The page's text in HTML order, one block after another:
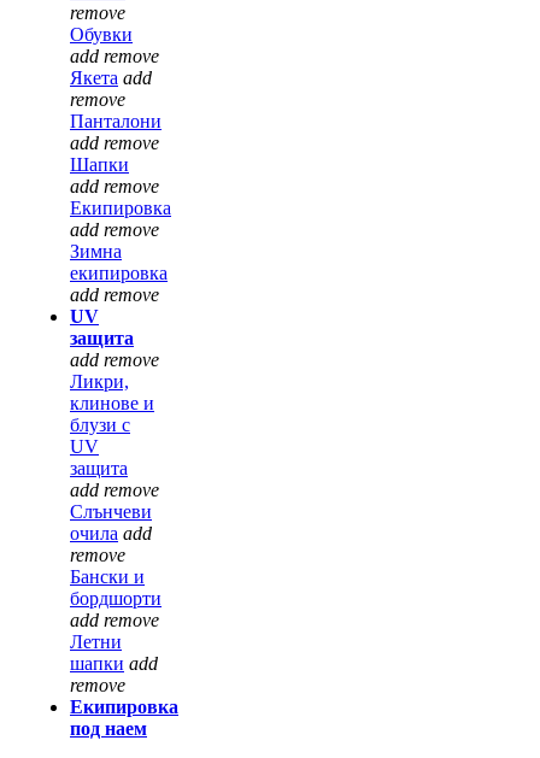
remove
Обувки
add remove
Якета add
remove
Панталони
add remove
Шапки
add remove
Екипировка
add remove
Зимна
екипировка
add remove
UV
защита
add remove
Ликри,
клинове и
блузи с
UV
защита
add remove
Слънчеви
очила add
remove
Бански и
бордшорти
add remove
Летни
шапки add
remove
Екипировка
под наем